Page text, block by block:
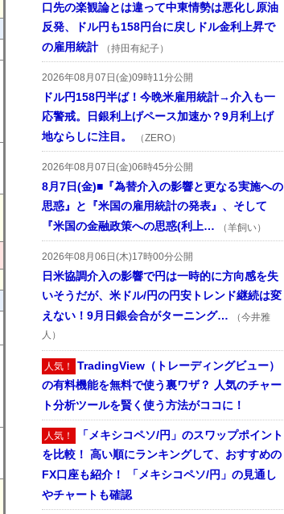
口先の楽観論とは違って中東情勢は悪化し原油
反発、ドル円も158円台に戻しドル金利上昇で
の雇用統計
（持田有紀子）
2026年08月07日(金)09時11分公開
ドル円158円半ば！今晩米雇用統計→介入も一
応警戒。日銀利上げペース加速か？9月利上げ
地ならしに注目。
（ZERO）
2026年08月07日(金)06時45分公開
8月7日(金)■『為替介入の影響と更なる実施への
思惑』と『米国の雇用統計の発表』、そして
『米国の金融政策への思惑(利上…
（羊飼い）
2026年08月06日(木)17時00分公開
日米協調介入の影響で円は一時的に方向感を失
いそうだが、米ドル/円の円安トレンド継続は変
えない！9月日銀会合がターニング…
（今井雅
人）
人気！ TradingView（トレーディングビュー）
の有料機能を無料で使う裏ワザ？ 人気のチャー
ト分析ツールを賢く使う方法がココに！
人気！ 「メキシコペソ/円」のスワップポイント
を比較！ 高い順にランキングして、おすすめの
FX口座も紹介！ 「メキシコペソ/円」の見通し
やチャートも確認